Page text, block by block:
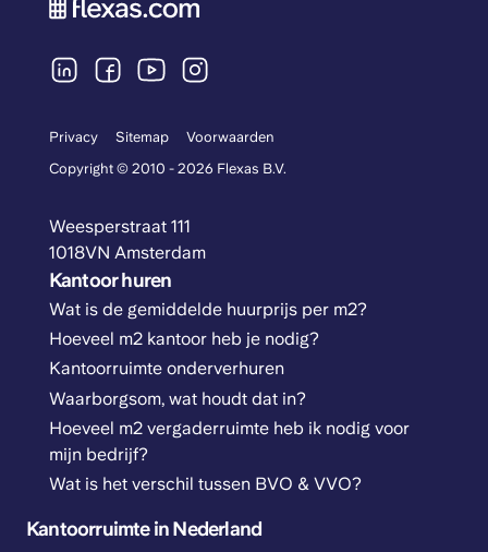
Privacy Sitemap
Voorwaarden
Copyright © 2010 - 2026 Flexas B.V.
Weesperstraat 111
1018VN Amsterdam
Kantoor huren
Wat is de gemiddelde huurprijs per m2?
Hoeveel m2 kantoor heb je nodig?
Kantoorruimte onderverhuren
Waarborgsom, wat houdt dat in?
Hoeveel m2 vergaderruimte heb ik nodig voor
mijn bedrijf?
Wat is het verschil tussen BVO & VVO?
Kantoorruimte in Nederland